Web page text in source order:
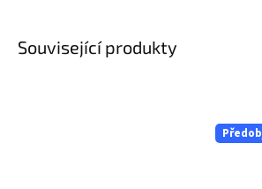
Související produkty